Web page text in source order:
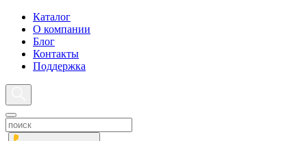
Каталог
О компании
Блог
Контакты
Поддержка